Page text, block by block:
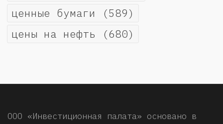
ценные бумаги (589)
цены на нефть (680)
ООО «Инвестиционная палата» основано в